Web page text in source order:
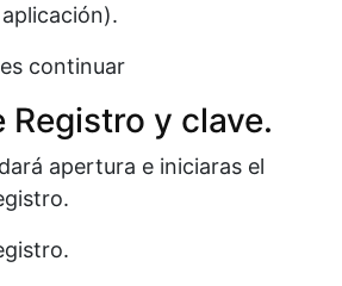
continuar
Registro y clave.
apertura e iniciaras el